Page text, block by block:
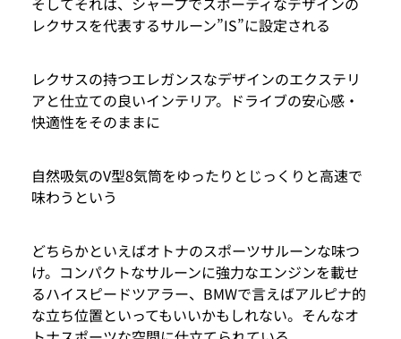
レクサスを代表するサルーン”IS”に設定される
レクサスの持つエレガンスなデザインのエクステリ
アと仕立ての良いインテリア。ドライブの安心感・
快適性をそのままに
自然吸気のV型8気筒をゆったりとじっくりと高速で
味わうという
どちらかといえばオトナのスポーツサルーンな味つ
け。コンパクトなサルーンに強力なエンジンを載せ
るハイスピードツアラー、BMWで言えばアルピナ的
な立ち位置といってもいいかもしれない。そんなオ